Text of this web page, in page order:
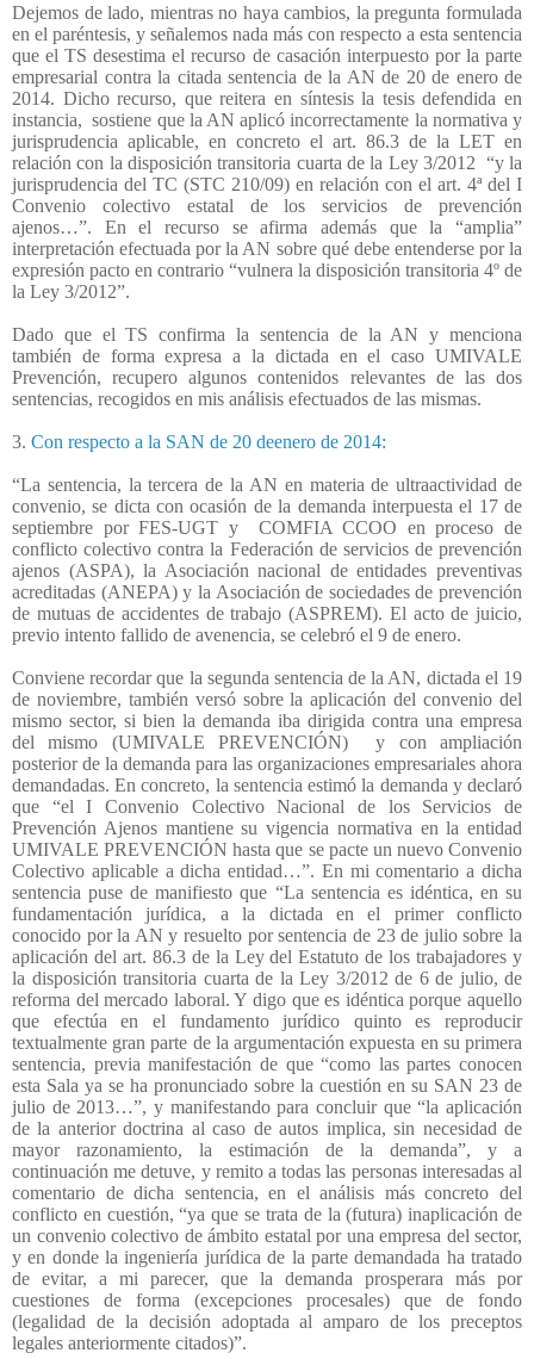
Dejemos de lado, mientras no haya cambios, la pregunta formulada
en el paréntesis, y señalemos nada más con respecto a esta sentencia
que el TS desestima el recurso de casación interpuesto por la parte
empresarial contra la citada sentencia de la AN de 20 de enero de
2014. Dicho recurso, que reitera en síntesis la tesis defendida en
instancia, sostiene que la AN aplicó incorrectamente la normativa y
jurisprudencia aplicable, en concreto el art. 86.3 de la LET en
relación con la disposición transitoria cuarta de la Ley 3/2012 “y la
jurisprudencia del TC (STC 210/09) en relación con el art. 4ª del I
Convenio colectivo estatal de los servicios de prevención
ajenos…”. En el recurso se afirma además que la “amplia”
interpretación efectuada por la AN sobre qué debe entenderse por la
expresión pacto en contrario “vulnera la disposición transitoria 4º de
la Ley 3/2012”.
Dado que el TS confirma la sentencia de la AN y menciona
también de forma expresa a la dictada en el caso UMIVALE
Prevención, recupero algunos contenidos relevantes de las dos
sentencias, recogidos en mis análisis efectuados de las mismas.
3. Con respecto a la SAN de 20 deenero de 2014:
“La sentencia, la tercera de la AN en materia de ultraactividad de
convenio, se dicta con ocasión de la demanda interpuesta el 17 de
septiembre por FES-UGT y
COMFIA CCOO en proceso de
conflicto colectivo contra la Federación de servicios de prevención
ajenos (ASPA), la Asociación nacional de entidades preventivas
acreditadas (ANEPA) y la Asociación de sociedades de prevención
de mutuas de accidentes de trabajo (ASPREM). El acto de juicio,
previo intento fallido de avenencia, se celebró el 9 de enero.
Conviene recordar que la segunda sentencia de la AN, dictada el 19
de noviembre, también versó sobre la aplicación del convenio del
mismo sector, si bien la demanda iba dirigida contra una empresa
del mismo (UMIVALE PREVENCIÓN)
y con ampliación
posterior de la demanda para las organizaciones empresariales ahora
demandadas. En concreto, la sentencia estimó la demanda y declaró
que “el I Convenio Colectivo Nacional de los Servicios de
Prevención Ajenos mantiene su vigencia normativa en la entidad
UMIVALE PREVENCIÓN hasta que se pacte un nuevo Convenio
Colectivo aplicable a dicha entidad…”. En mi comentario a dicha
sentencia puse de manifiesto que “La sentencia es idéntica, en su
fundamentación jurídica, a la dictada en el primer conflicto
conocido por la AN y resuelto por sentencia de 23 de julio sobre la
aplicación del art. 86.3 de la Ley del Estatuto de los trabajadores y
la disposición transitoria cuarta de la Ley 3/2012 de 6 de julio, de
reforma del mercado laboral. Y digo que es idéntica porque aquello
que efectúa en el fundamento jurídico quinto es reproducir
textualmente gran parte de la argumentación expuesta en su primera
sentencia, previa manifestación de que “como las partes conocen
esta Sala ya se ha pronunciado sobre la cuestión en su SAN 23 de
julio de 2013…”, y manifestando para concluir que “la aplicación
de la anterior doctrina al caso de autos implica, sin necesidad de
mayor razonamiento, la estimación de la demanda”, y a
continuación me detuve, y remito a todas las personas interesadas al
comentario de dicha sentencia, en el análisis más concreto del
conflicto en cuestión, “ya que se trata de la (futura) inaplicación de
un convenio colectivo de ámbito estatal por una empresa del sector,
y en donde la ingeniería jurídica de la parte demandada ha tratado
de evitar, a mi parecer, que la demanda prosperara más por
cuestiones de forma (excepciones procesales) que de fondo
(legalidad de la decisión adoptada al amparo de los preceptos
legales anteriormente citados)”.